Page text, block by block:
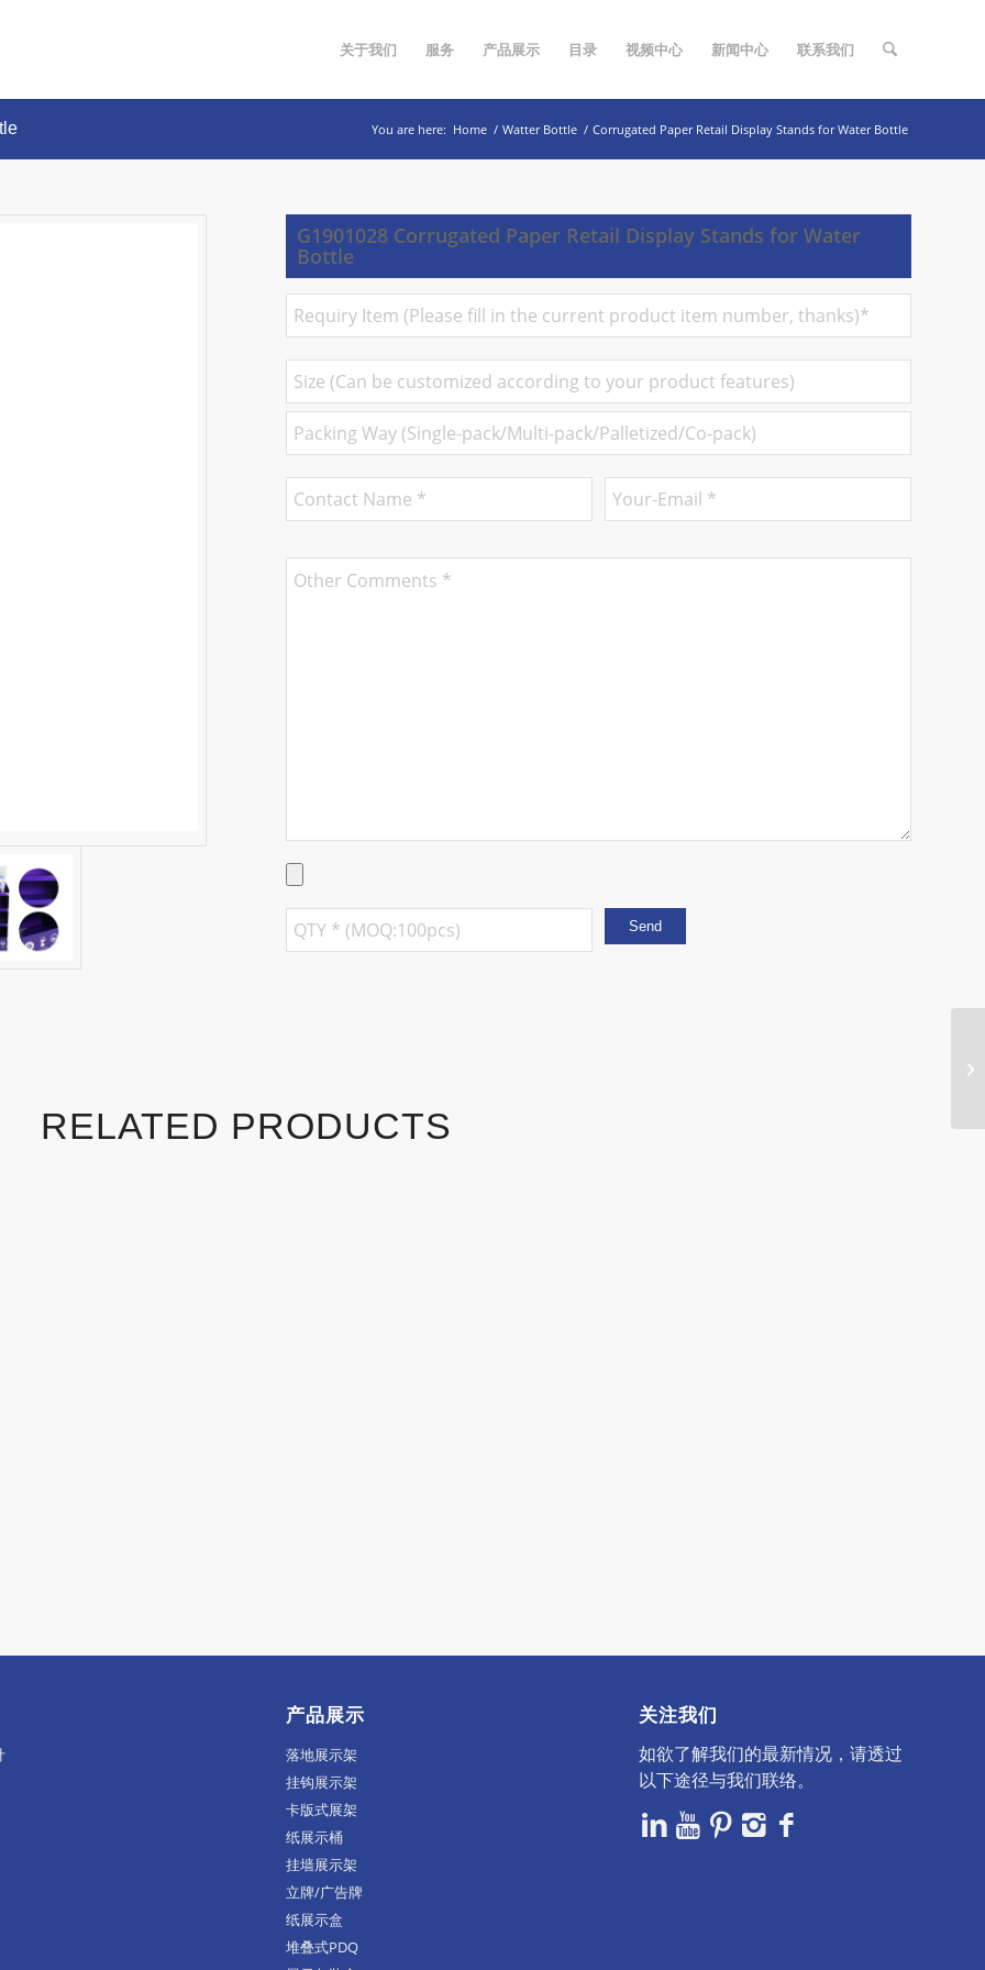
关于我们 服务 产品展示 目录 视频中心 新闻中心 联系我们
You are here: Home / Watter Bottle / Corrugated Paper Retail Display Stands for Water Bottle
G1901028 Corrugated Paper Retail Display Stands for Water
Bottle
RELATED PRODUCTS
产品展示
落地展示架
挂钩展示架
卡版式展架
纸展示桶
挂墙展示架
立牌/广告牌
纸展示盒
堆叠式PDQ
关注我们
如欲了解我们的最新情况，请透过
以下途径与我们联络。